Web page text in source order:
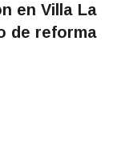
en Villa La
de reforma